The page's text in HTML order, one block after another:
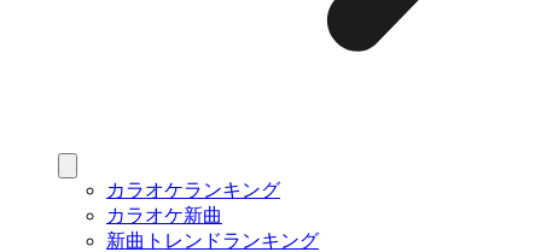
カラオケランキング
カラオケ新曲
新曲トレンドランキング